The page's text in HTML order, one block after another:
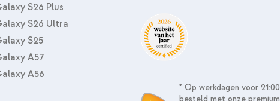
S26 Plus
S26 Ultra
S25
A57
A56
* Op werkdagen voor 21:00
besteld met onze premium